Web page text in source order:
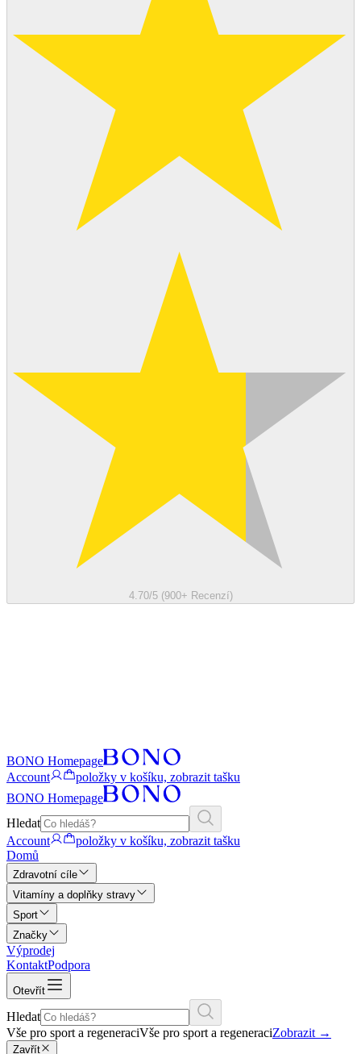
4.70/5 (900+ Recenzí)
BONO Homepage
Account
položky v košíku, zobrazit tašku
BONO Homepage
Hledat
Account
položky v košíku, zobrazit tašku
Domů
Zdravotní cíle
Vitamíny a doplňky stravy
Sport
Značky
Výprodej
KontaktPodpora
Otevřít
Hledat
Vše pro sport a regeneraciVše pro sport a regeneraciZobrazit →
Zavřít